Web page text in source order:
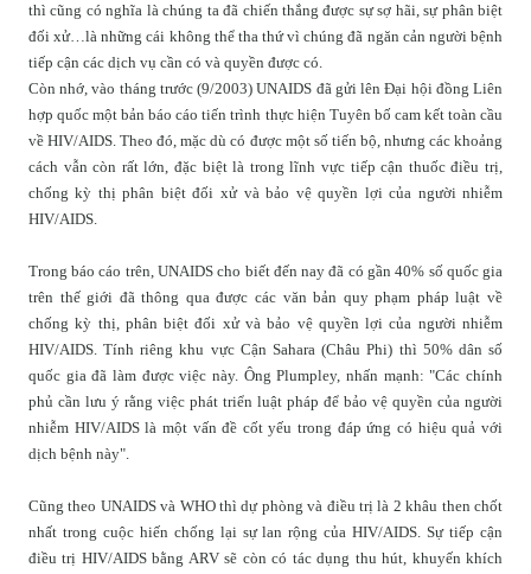
thì cũng có nghĩa là chúng ta đã chiến thắng được sự sợ hãi, sự phân biệt
đối xử…là những cái không thể tha thứ vì chúng đã ngăn cản người bệnh
tiếp cận các dịch vụ cần có và quyền được có.
Còn nhớ, vào tháng trước (9/2003) UNAIDS đã gửi lên Đại hội đồng Liên
hợp quốc một bản báo cáo tiến trình thực hiện Tuyên bố cam kết toàn cầu
về HIV/AIDS. Theo đó, mặc dù có được một số tiến bộ, nhưng các khoảng
cách vẫn còn rất lớn, đặc biệt là trong lĩnh vực tiếp cận thuốc điều trị,
chống kỳ thị phân biệt đối xử và bảo vệ quyền lợi của người nhiễm
HIV/AIDS.
Trong báo cáo trên, UNAIDS cho biết đến nay đã có gần 40% số quốc gia
trên thế giới đã thông qua được các văn bản quy phạm pháp luật về
chống kỳ thị, phân biệt đối xử và bảo vệ quyền lợi của người nhiễm
HIV/AIDS. Tính riêng khu vực Cận Sahara (Châu Phi) thì 50% dân số
quốc gia đã làm được việc này. Ông Plumpley, nhấn mạnh: "Các chính
phủ cần lưu ý rằng việc phát triển luật pháp để bảo vệ quyền của người
nhiễm HIV/AIDS là một vấn đề cốt yếu trong đáp ứng có hiệu quả với
dịch bệnh này".
Cũng theo UNAIDS và WHO thì dự phòng và điều trị là 2 khâu then chốt
nhất trong cuộc hiến chống lại sự lan rộng của HIV/AIDS. Sự tiếp cận
điều trị HIV/AIDS bằng ARV sẽ còn có tác dụng thu hút, khuyến khích